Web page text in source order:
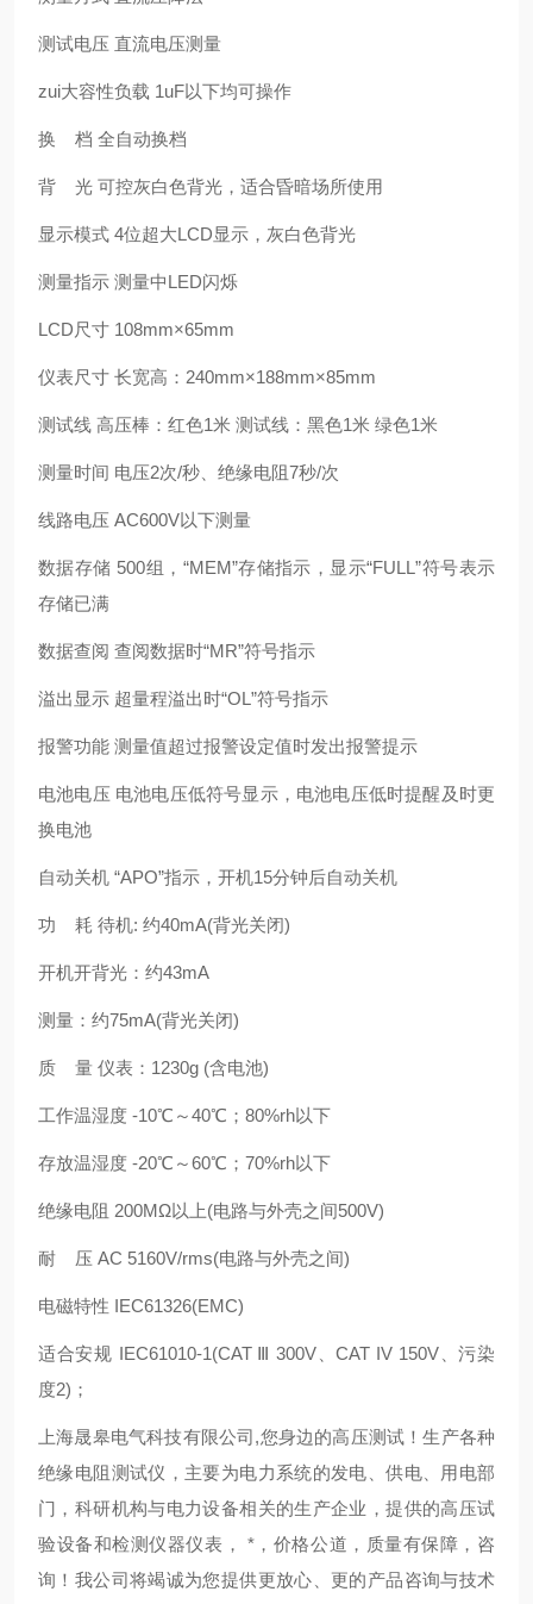
测试电压 直流电压测量
zui大容性负载 1uF以下均可操作
换 档 全自动换档
背 光 可控灰白色背光，适合昏暗场所使用
显示模式 4位超大LCD显示，灰白色背光
测量指示 测量中LED闪烁
LCD尺寸 108mm×65mm
仪表尺寸 长宽高：240mm×188mm×85mm
测试线 高压棒：红色1米 测试线：黑色1米 绿色1米
测量时间 电压2次/秒、绝缘电阻7秒/次
线路电压 AC600V以下测量
数据存储 500组，“MEM”存储指示，显示“FULL”符号表示
存储已满
数据查阅 查阅数据时“MR”符号指示
溢出显示 超量程溢出时“OL”符号指示
报警功能 测量值超过报警设定值时发出报警提示
电池电压 电池电压低符号显示，电池电压低时提醒及时更
换电池
自动关机 “APO”指示，开机15分钟后自动关机
功 耗 待机: 约40mA(背光关闭)
开机开背光：约43mA
测量：约75mA(背光关闭)
质 量 仪表：1230g (含电池)
工作温湿度 -10℃～40℃；80%rh以下
存放温湿度 -20℃～60℃；70%rh以下
绝缘电阻 200MΩ以上(电路与外壳之间500V)
耐 压 AC 5160V/rms(电路与外壳之间)
电磁特性 IEC61326(EMC)
适合安规 IEC61010-1(CAT Ⅲ 300V、CAT IV 150V、污染
度2)；
上海晟皋电气科技有限公司,您身边的高压测试！生产各种
绝缘电阻测试仪，主要为电力系统的发电、供电、用电部
门，科研机构与电力设备相关的生产企业，提供的高压试
验设备和检测仪器仪表， *，价格公道，质量有保障，咨
询！我公司将竭诚为您提供更放心、更的产品咨询与技术